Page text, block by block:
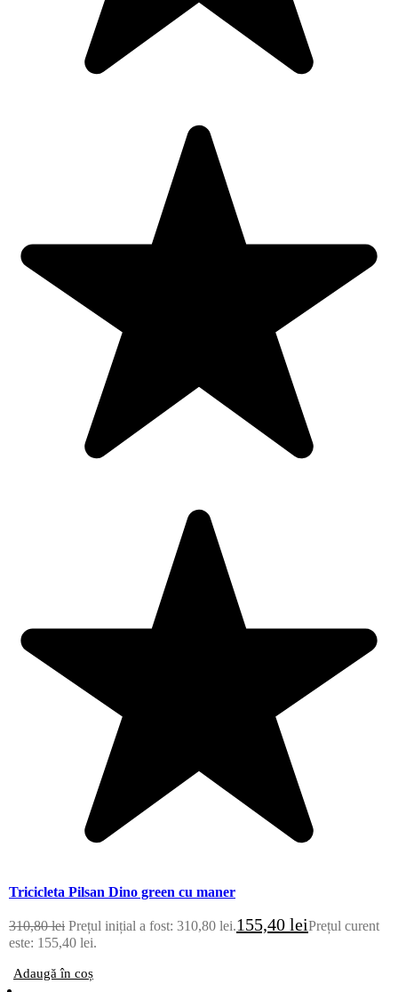
Tricicleta Pilsan Dino green cu maner
310,80lei Prețul inițial a fost: 310,80 lei.155,40 leiPrețul curent
este: 155,40 lei.
Adaugă în coș